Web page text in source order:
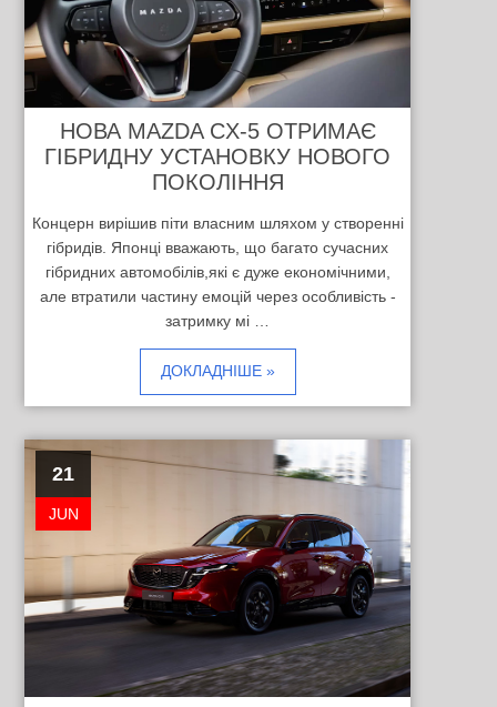
НОВА MAZDA CX-5 ОТРИМАЄ
ГІБРИДНУ УСТАНОВКУ НОВОГО
ПОКОЛІННЯ
Концерн вирішив піти власним шляхом у створенні
гібридів. Японці вважають, що багато сучасних
гібридних автомобілів,які є дуже економічними,
але втратили частину емоцій через особливість -
затримку мі …
ДОКЛАДНІШЕ »
21
JUN